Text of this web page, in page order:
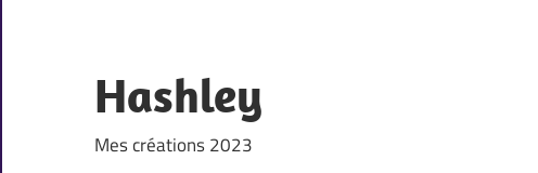
content
Hashley
Mes créations 2023